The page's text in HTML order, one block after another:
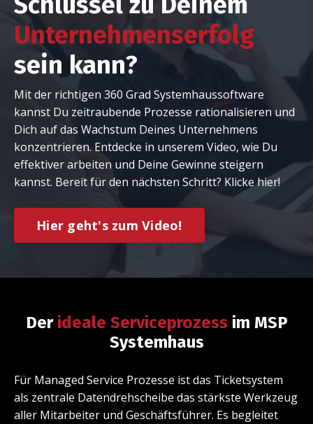
Unternehmenserfolg
sein kann?
Mit der richtigen 360 Grad Systemhaussoftware
kannst Du zeitraubende Prozesse rationalisieren und
Dich auf das Wachstum Deines Unternehmens
konzentrieren. Entdecke in unserem Video, wie Du
effektiver arbeiten und Deine Gewinne steigern
kannst. Bereit für den nächsten Schritt? Klicke hier!
Hier geht's zum Video!
Der ideale Serviceprozess im MSP
Systemhaus
Für Managed Service Prozesse ist das Ticketsystem
als zentrale Datendrehscheibe das stärkste Werkzeug
aller Mitarbeiter und Geschäftsführer. Es begleitet